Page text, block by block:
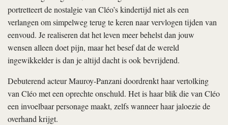
portretteert de nostalgie van Cléo’s kindertijd niet als een
verlangen om simpelweg terug te keren naar vervlogen tijden van
eenvoud. Je realiseren dat het leven meer behelst dan jouw
wensen alleen doet pijn, maar het besef dat de wereld
ingewikkelder is dan je altijd dacht is ook bevrijdend.
Debuterend acteur Mauroy-Panzani doordrenkt haar vertolking
van Cléo met een oprechte onschuld. Het is haar blik die van Cléo
een invoelbaar personage maakt, zelfs wanneer haar jaloezie de
overhand krijgt.